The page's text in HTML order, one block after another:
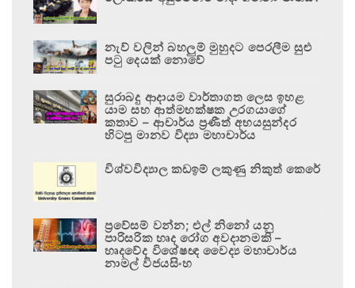
නැව් වලින් බහලුම් මුහුදට පෙරලීම සුළු
පටු දෙයක් නොවේ
සුරාබදු ආදායම වාර්තාගත ලෙස ඉහළ
යාම සහ ආත්මභක්ෂක උරගයාගේ
කතාව – ආචාර්ය ප්‍රණීත් අභයසුන්දර
හිටපු මානව විද්‍යා මහාචාර්ය
විශ්වවිද්‍යාල කඩඉම් ලකුණු නිකුත් කෙරේ
ප්‍රවේසම් වන්න; එල් නිනෝ යනු
පාරිසරික හෘද රෝග අවදානමකි –
හෘදවේද විශේෂඥ වෛද්‍ය මහාචාර්ය
නාමල් විජයසිංහ